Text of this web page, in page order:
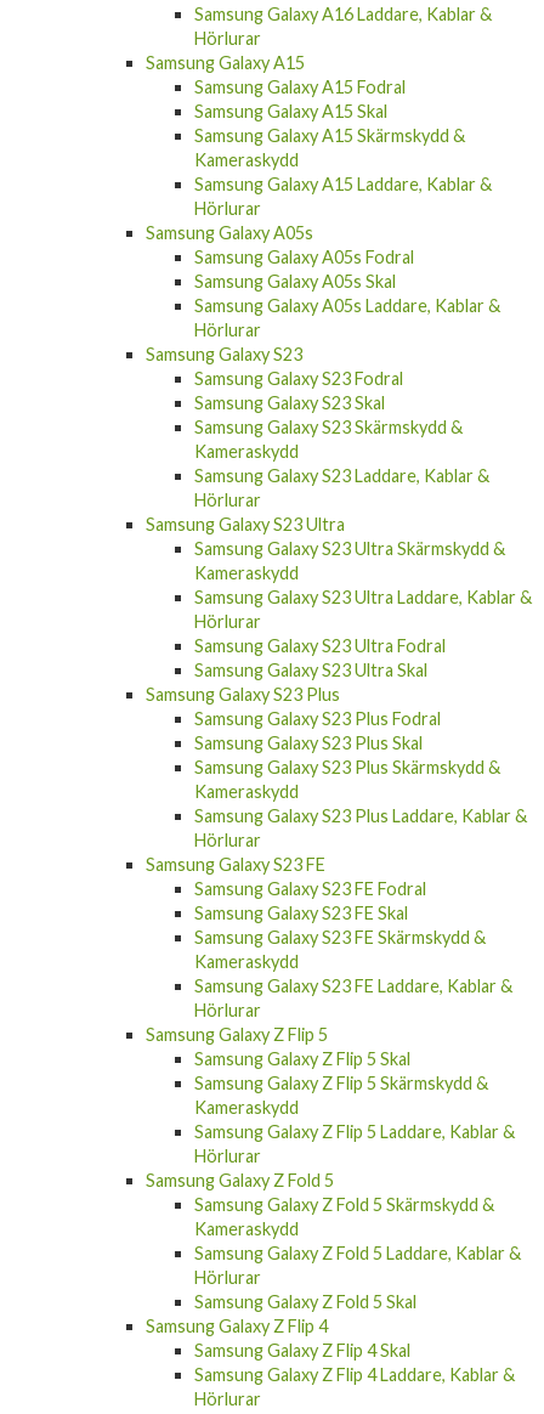
Samsung Galaxy A16 Laddare, Kablar &
Hörlurar
Samsung Galaxy A15
Samsung Galaxy A15 Fodral
Samsung Galaxy A15 Skal
Samsung Galaxy A15 Skärmskydd &
Kameraskydd
Samsung Galaxy A15 Laddare, Kablar &
Hörlurar
Samsung Galaxy A05s
Samsung Galaxy A05s Fodral
Samsung Galaxy A05s Skal
Samsung Galaxy A05s Laddare, Kablar &
Hörlurar
Samsung Galaxy S23
Samsung Galaxy S23 Fodral
Samsung Galaxy S23 Skal
Samsung Galaxy S23 Skärmskydd &
Kameraskydd
Samsung Galaxy S23 Laddare, Kablar &
Hörlurar
Samsung Galaxy S23 Ultra
Samsung Galaxy S23 Ultra Skärmskydd &
Kameraskydd
Samsung Galaxy S23 Ultra Laddare, Kablar &
Hörlurar
Samsung Galaxy S23 Ultra Fodral
Samsung Galaxy S23 Ultra Skal
Samsung Galaxy S23 Plus
Samsung Galaxy S23 Plus Fodral
Samsung Galaxy S23 Plus Skal
Samsung Galaxy S23 Plus Skärmskydd &
Kameraskydd
Samsung Galaxy S23 Plus Laddare, Kablar &
Hörlurar
Samsung Galaxy S23 FE
Samsung Galaxy S23 FE Fodral
Samsung Galaxy S23 FE Skal
Samsung Galaxy S23 FE Skärmskydd &
Kameraskydd
Samsung Galaxy S23 FE Laddare, Kablar &
Hörlurar
Samsung Galaxy Z Flip 5
Samsung Galaxy Z Flip 5 Skal
Samsung Galaxy Z Flip 5 Skärmskydd &
Kameraskydd
Samsung Galaxy Z Flip 5 Laddare, Kablar &
Hörlurar
Samsung Galaxy Z Fold 5
Samsung Galaxy Z Fold 5 Skärmskydd &
Kameraskydd
Samsung Galaxy Z Fold 5 Laddare, Kablar &
Hörlurar
Samsung Galaxy Z Fold 5 Skal
Samsung Galaxy Z Flip 4
Samsung Galaxy Z Flip 4 Skal
Samsung Galaxy Z Flip 4 Laddare, Kablar &
Hörlurar